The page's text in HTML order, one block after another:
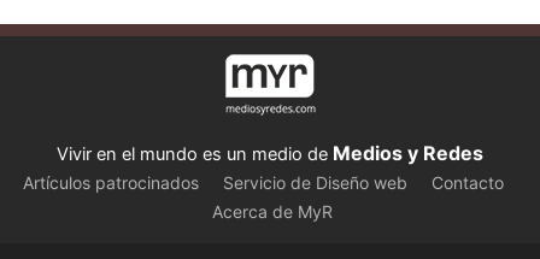
Vivir en el mundo es un medio de Medios y Redes
Artículos patrocinados Servicio de Diseño web
Contacto
Acerca de MyR